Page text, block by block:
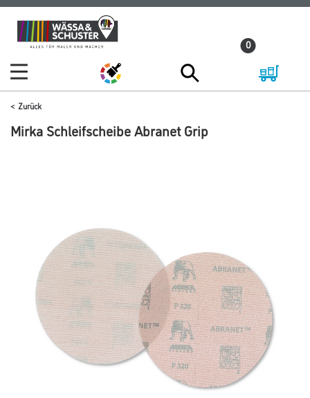
Zum
Inhalt
Zum
Navigationsmenü
0
Zurück
Mirka Schleifscheibe Abranet Grip